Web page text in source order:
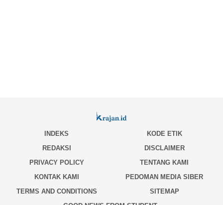
INDEKS
KODE ETIK
REDAKSI
DISCLAIMER
PRIVACY POLICY
TENTANG KAMI
KONTAK KAMI
PEDOMAN MEDIA SIBER
TERMS AND CONDITIONS
SITEMAP